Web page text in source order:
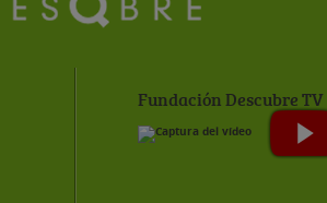
Fundación Descubre TV